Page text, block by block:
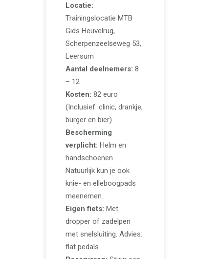
Locatie:
Trainingslocatie MTB
Gids Heuvelrug,
Scherpenzeelseweg 53,
Leersum
Aantal deelnemers: 8
– 12
Kosten: 82 euro
(Inclusief: clinic, drankje,
burger en bier)
Bescherming
verplicht: Helm en
handschoenen.
Natuurlijk kun je ook
knie- en elleboogpads
meenemen.
Eigen fiets: Met
dropper of zadelpen
met snelsluiting. Advies:
flat pedals.